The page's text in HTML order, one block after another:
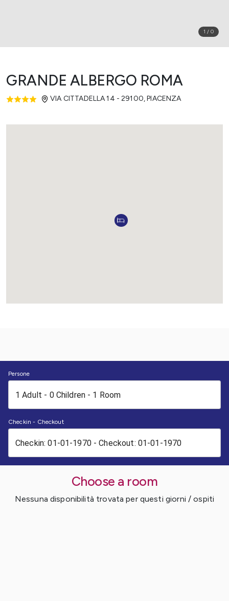
1 / 0
GRANDE ALBERGO ROMA
VIA CITTADELLA 14 - 29100,PIACENZA
Persone
Checkin - Checkout
Choose a room
Nessuna disponibilità trovata per questi giorni / ospiti